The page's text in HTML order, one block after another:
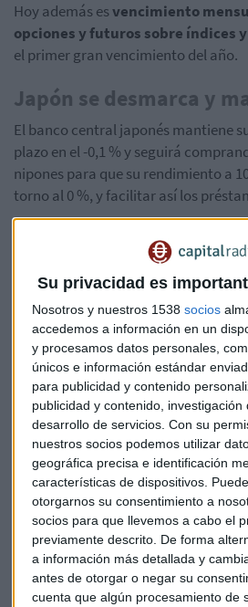
Su privacidad es
Nosotros y nuestros 1538 socios
accedemos a información en un
y procesamos datos personales,
únicos e información estándar
para publicidad y contenido
publicidad y contenido, investigación
desarrollo de servicios. Con su
nuestros socios podemos utilizar
geográfica precisa e identificación
características de dispositivos.
otorgarnos su consentimiento a
socios para que llevemos a cabo el
previamente descrito. De forma
a información más detallada y
antes de otorgar o negar su
cuenta que algún procesamiento de
Hoy además esvencimiento
opciones y futuros sobre índices
el primer gran vencimiento del año.
Japón se desmarca y
El banco central japonés mantiene
plazo en el -0,1 % y seguirá
nipones para que su rendimiento a
torno al 0 %, y facilitar así los
Entre los factores que esgrime para
inmovilismo está la persistencia de
que lastra el consumo, la inflación
se mantiene débil y lejos de su meta)
invasión rusa de Ucrania
El tono del Banco de Japón
Federal de EE. UU. y el Banco de
tasas de interés para evitar que la
economías.
El IPC japonés, que excluye los
frescos por su alta volatilidad, ha
interanual en febrero. Es el ritmo
por los mayores costos de la energía
un 20% interanual
Pero todavía es mucho más bajo que